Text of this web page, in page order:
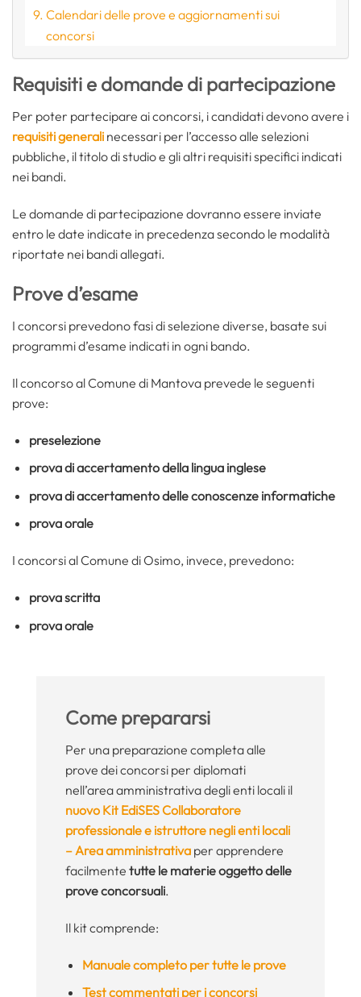
Calendari delle prove e aggiornamenti sui
concorsi
Requisiti e domande di partecipazione
Per poter partecipare ai concorsi, i candidati devono avere i
requisiti generali necessari per l’accesso alle selezioni
pubbliche, il titolo di studio e gli altri requisiti specifici indicati
nei bandi.
Le domande di partecipazione dovranno essere inviate
entro le date indicate in precedenza secondo le modalità
riportate nei bandi allegati.
Prove d’esame
I concorsi prevedono fasi di selezione diverse, basate sui
programmi d’esame indicati in ogni bando.
Il concorso al Comune di Mantova prevede le seguenti
prove:
preselezione
prova di accertamento della lingua inglese
prova di accertamento delle conoscenze informatiche
prova orale
I concorsi al Comune di Osimo, invece, prevedono:
prova scritta
prova orale
Come prepararsi
Per una preparazione completa alle
prove dei concorsi per diplomati
nell’area amministrativa degli enti locali il
nuovo Kit EdiSES Collaboratore
professionale e istruttore negli enti locali
– Area amministrativaper apprendere
facilmente tutte le materie oggetto delle
prove concorsuali.
Il kit comprende:
Manuale completo per tutte le prove
Test commentati per i concorsi